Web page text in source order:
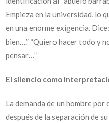
Empieza en la universidad, lo
en una enorme exigencia.
bien….” “Quiero hacer todo y
pensar…”
El silencio como
La demanda de un hombre
después de la separación de